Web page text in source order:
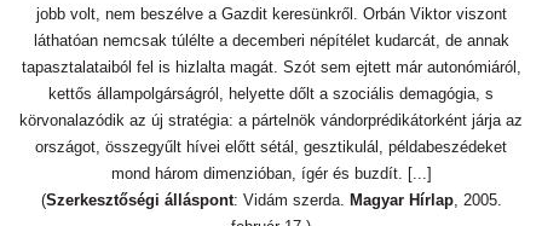
jobb volt, nem beszélve a Gazdit keresünkről. Orbán Viktor viszont
láthatóan nemcsak túlélte a decemberi népítélet kudarcát, de annak
tapasztalataiból fel is hizlalta magát. Szót sem ejtett már autonómiáról,
kettős állampolgárságról, helyette dőlt a szociális demagógia, s
körvonalazódik az új stratégia: a pártelnök vándorprédikátorként járja az
országot, összegyűlt hívei előtt sétál, gesztikulál, példabeszédeket
mond három dimenzióban, ígér és buzdít. [...]
(Szerkesztőségi álláspont: Vidám szerda. Magyar Hírlap, 2005.